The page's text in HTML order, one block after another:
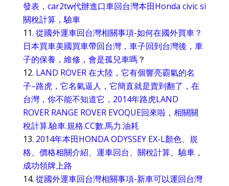
發表，car2tw代辦進口車回台灣本田Honda civic si
關稅計算，驗車
從國外運車回台灣相關事項-如何在國外買車？
日本買車美國買車帶回台灣，車子回到台灣後，車
子的保養，維修，會是孤兒車嗎？
LAND ROVER 在大陸，它有個響亮霸氣的名
子–路虎，它名氣逼人，它簡直就是賣到翻了，在
台灣，你不能不知道它，2014年路虎LAND
ROVER RANGE ROVER EVOQUE回來啦，相關關
稅計算.驗車.規格.CC數.馬力.油耗
2014年本田HONDA ODYSSEY EX-L顏色、規
格、價格相關介紹、運車回台、關稅計算、驗車，
成功領牌上路
從國外運車回台灣相關事項-新車可以運回台灣